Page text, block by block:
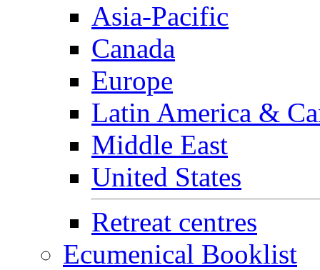
Asia-Pacific
Canada
Europe
Latin America &
Middle East
United States
Retreat centres
Ecumenical Booklist